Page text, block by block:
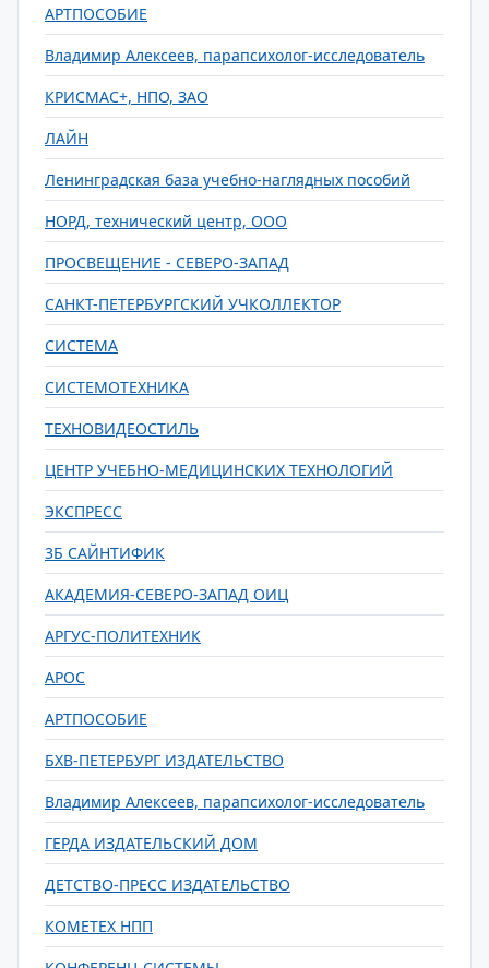
АРТПОСОБИЕ
Владимир Алексеев, парапсихолог-исследователь
КРИСМАС+, НПО, ЗАО
ЛАЙН
Ленинградская база учебно-наглядных пособий
НОРД, технический центр, ООО
ПРОСВЕЩЕНИЕ - СЕВЕРО-ЗАПАД
САНКТ-ПЕТЕРБУРГСКИЙ УЧКОЛЛЕКТОР
СИСТЕМА
СИСТЕМОТЕХНИКА
ТЕХНОВИДЕОСТИЛЬ
ЦЕНТР УЧЕБНО-МЕДИЦИНСКИХ ТЕХНОЛОГИЙ
ЭКСПРЕСС
3Б САЙНТИФИК
АКАДЕМИЯ-СЕВЕРО-ЗАПАД ОИЦ
АРГУС-ПОЛИТЕХНИК
АРОС
АРТПОСОБИЕ
БХВ-ПЕТЕРБУРГ ИЗДАТЕЛЬСТВО
Владимир Алексеев, парапсихолог-исследователь
ГЕРДА ИЗДАТЕЛЬСКИЙ ДОМ
ДЕТСТВО-ПРЕСС ИЗДАТЕЛЬСТВО
КОМЕТЕХ НПП